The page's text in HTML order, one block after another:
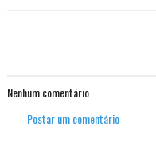
Nenhum comentário
Postar um comentário